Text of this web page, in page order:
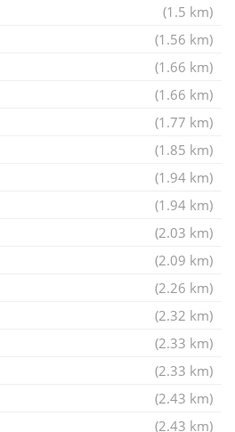
(1.5 km)
(1.56 km)
(1.66 km)
(1.66 km)
(1.77 km)
(1.85 km)
(1.94 km)
(1.94 km)
(2.03 km)
(2.09 km)
(2.26 km)
(2.32 km)
(2.33 km)
(2.33 km)
(2.43 km)
(2.43 km)